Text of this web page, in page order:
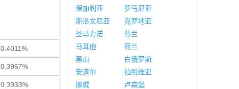
0.4011%
0.3967%
0.3933%
保加利亚
罗马尼亚
斯洛文尼亚
克罗地亚
圣马力诺
芬兰
马耳他
荷兰
黑山
白俄罗斯
安道尔
拉脱维亚
挪威
卢森堡